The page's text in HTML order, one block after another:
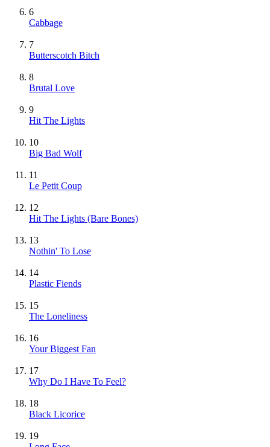
6
Cabbage
7
Butterscotch Bitch
8
Brutal Love
9
Hit The Lights
10
Big Bad Wolf
11
Le Petit Coup
12
Hit The Lights (Bare Bones)
13
Nothin' To Lose
14
Plastic Fiends
15
The Loneliness
16
Your Biggest Fan
17
Why Do I Have To Feel?
18
Black Licorice
19